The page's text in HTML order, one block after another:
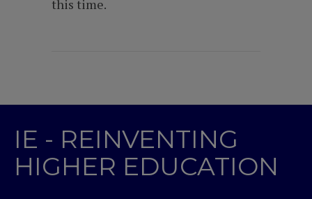
this time.
IE - REINVENTING
HIGHER EDUCATION